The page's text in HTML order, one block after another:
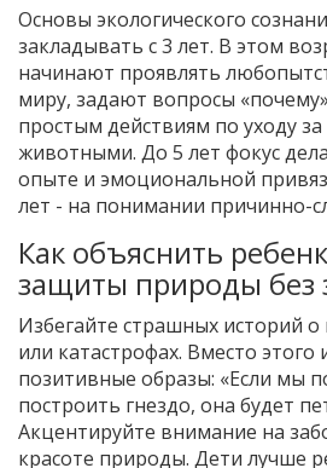
Основы экологического
закладывать с 3 лет. В этом
начинают проявлять
миру, задают вопросы
простым действиям по уходу
животными. До 5 лет фокус
опыте и эмоциональной
лет - на понимании причинно-
Как объяснить
защиты природы без
Избегайте страшных историй
или катастрофах. Вместо этого
позитивные образы: «Если мы
построить гнездо, она будет
Акцентируйте внимание на
красоте природы. Дети лучше